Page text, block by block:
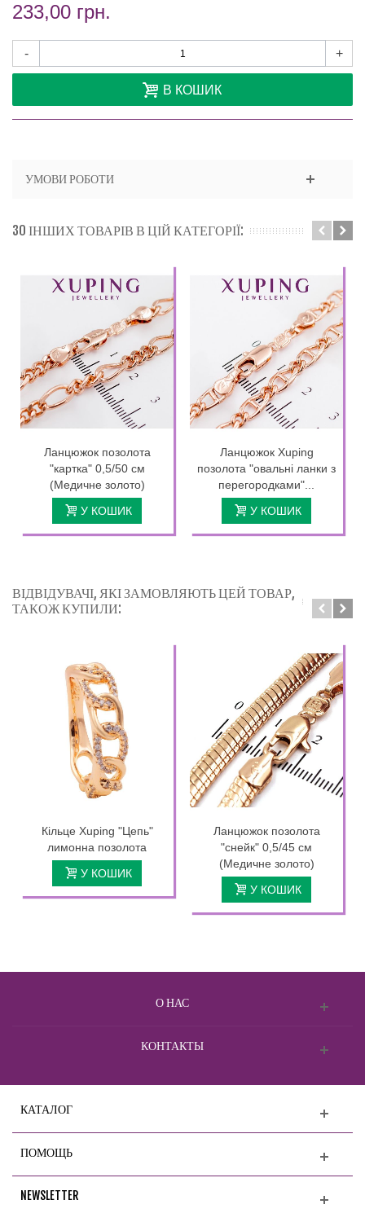
233,00 грн.
- +
В КОШИК
УМОВИ РОБОТИ
30 ІНШИХ ТОВАРІВ В ЦІЙ КАТЕГОРІЇ:
Ланцюжок позолота
"картка" 0,5/50 см
(Медичне золото)
У КОШИК
Ланцюжок Xuping
позолота "овальні ланки з
перегородками"...
У КОШИК
ВІДВІДУВАЧІ, ЯКІ ЗАМОВЛЯЮТЬ ЦЕЙ ТОВАР,
ТАКОЖ КУПИЛИ:
Кільце Xuping "Цепь"
лимонна позолота
У КОШИК
Ланцюжок позолота
"снейк" 0,5/45 см
(Медичне золото)
У КОШИК
О НАС
КОНТАКТЫ
КАТАЛОГ
ПОМОЩЬ
NEWSLETTER